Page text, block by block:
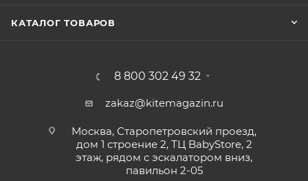
КАТАЛОГ ТОВАРОВ
8 800 302 49 32
zakaz@kitemagazin.ru
Москва, Старопетровский проезд,
дом 1 строение 2, ТЦ BabyStore, 2
этаж, рядом с эскалатором вниз,
павильон 2-05